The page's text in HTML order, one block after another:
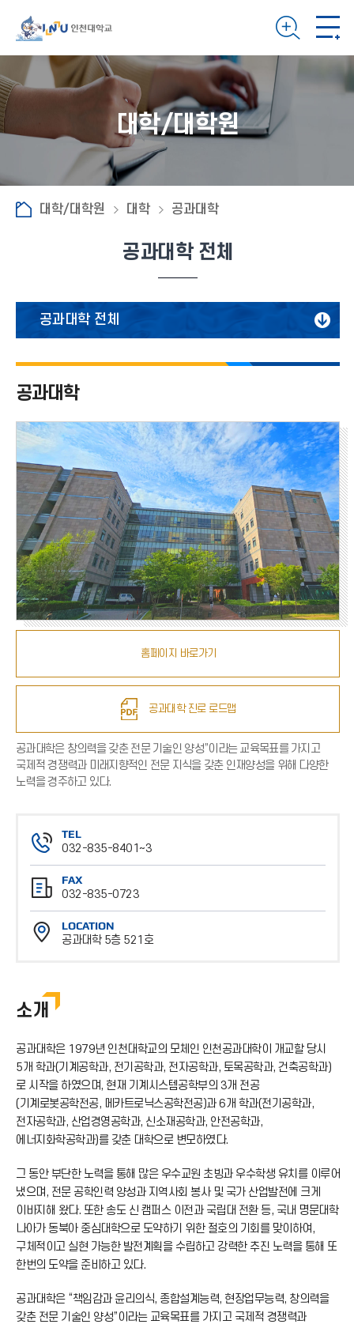
대학/대학원
대학/대학원 대학 공과대학
공과대학 전체
공과대학 전체
기계공학과
전기공학과
전자공학부
산업경영공학과
신소재공학과
안전공학과
에너지화학공학과
바이오-로봇시스템공학과홈페이지 바로가기
공과대학 진로 로드맵
공과대학
공과대학은 창의력을 갖춘 전문 기술인 양성”이라는 교육목표를 가지고
국제적 경쟁력과 미래지향적인 전문 지식을 갖춘 인재양성을 위해 다양한
노력을 경주하고 있다.
TEL
032-835-8401~3
전
화
번
호
FAX
032-835-0723
팩
스
번
LOCATION
공과대학 5층 521호
소개
공과대학은 1979년 인천대학교의 모체인 인천공과대학이 개교할 당시
5개 학과(기계공학과, 전기공학과, 전자공학과, 토목공학과, 건축공학과)
로 시작을 하였으며, 현재 기계시스템공학부의 3개 전공
(기계로봇공학전공, 메카트로닉스공학전공)과 6개 학과(전기공학과,
전자공학과, 산업경영공학과, 신소재공학과, 안전공학과,
에너지화학공학과)를 갖춘 대학으로 변모하였다.
그 동안 부단한 노력을 통해 많은 우수교원 초빙과 우수학생 유치를 이루어
냈으며, 전문 공학인력 양성과 지역사회 봉사 및 국가 산업발전에 크게
이바지해 왔다. 또한 송도 신 캠퍼스 이전과 국립대 전환 등, 국내 명문대학
나아가 동북아 중심대학으로 도약하기 위한 절호의 기회를 맞이하여,
구체적이고 실현 가능한 발전계획을 수립하고 강력한 추진 노력을 통해 또
한번의 도약을 준비하고 있다.
공과대학은 “책임감과 윤리의식, 종합설계능력, 현장업무능력, 창의력을
갖춘 전문 기술인 양성”이라는 교육목표를 가지고 국제적 경쟁력과